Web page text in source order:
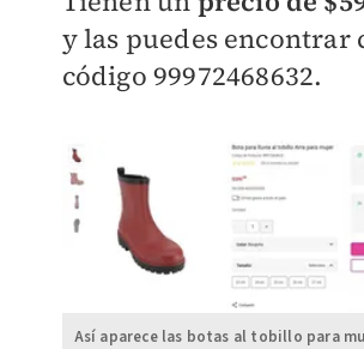
y las puedes encontrar
código 99972468632.
Así aparece las botas al tobillo para